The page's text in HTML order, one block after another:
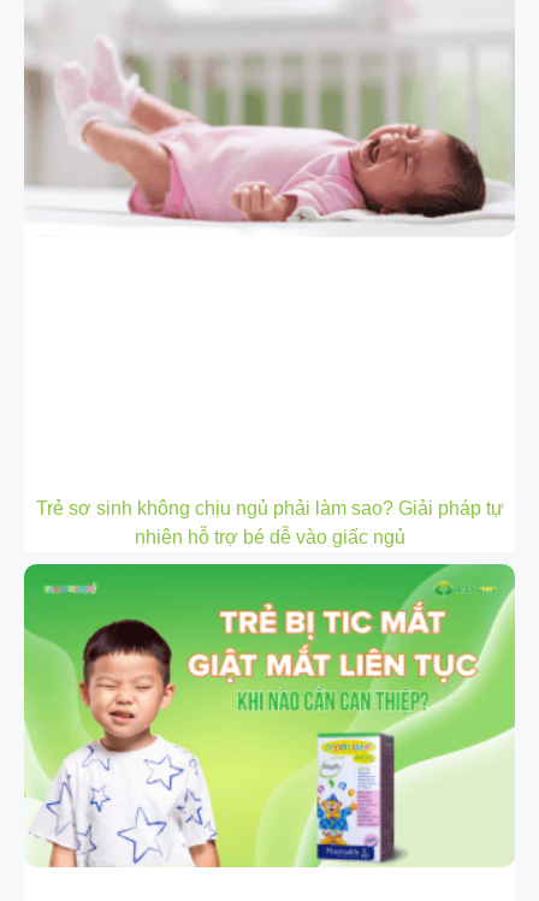
Trẻ sơ sinh không chịu ngủ phải làm sao? Giải pháp tự
nhiên hỗ trợ bé dễ vào giấc ngủ